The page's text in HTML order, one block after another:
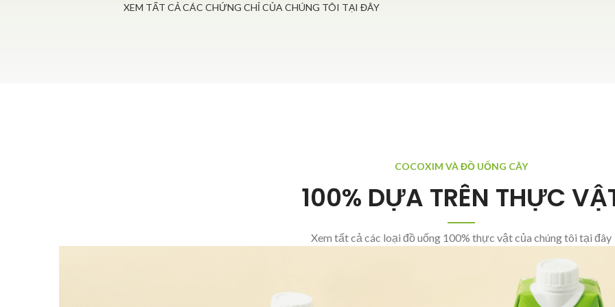
XEM TẤT CẢ CÁC CHỨNG CHỈ CỦA CHÚNG TÔI TẠI ĐÂY
COCOXIM VÀ ĐỒ UỐNG CÂY
100% DỰA TRÊN THỰC
Xem tất cả các loại đồ uống 100% thực vật của chúng tôi tại đây